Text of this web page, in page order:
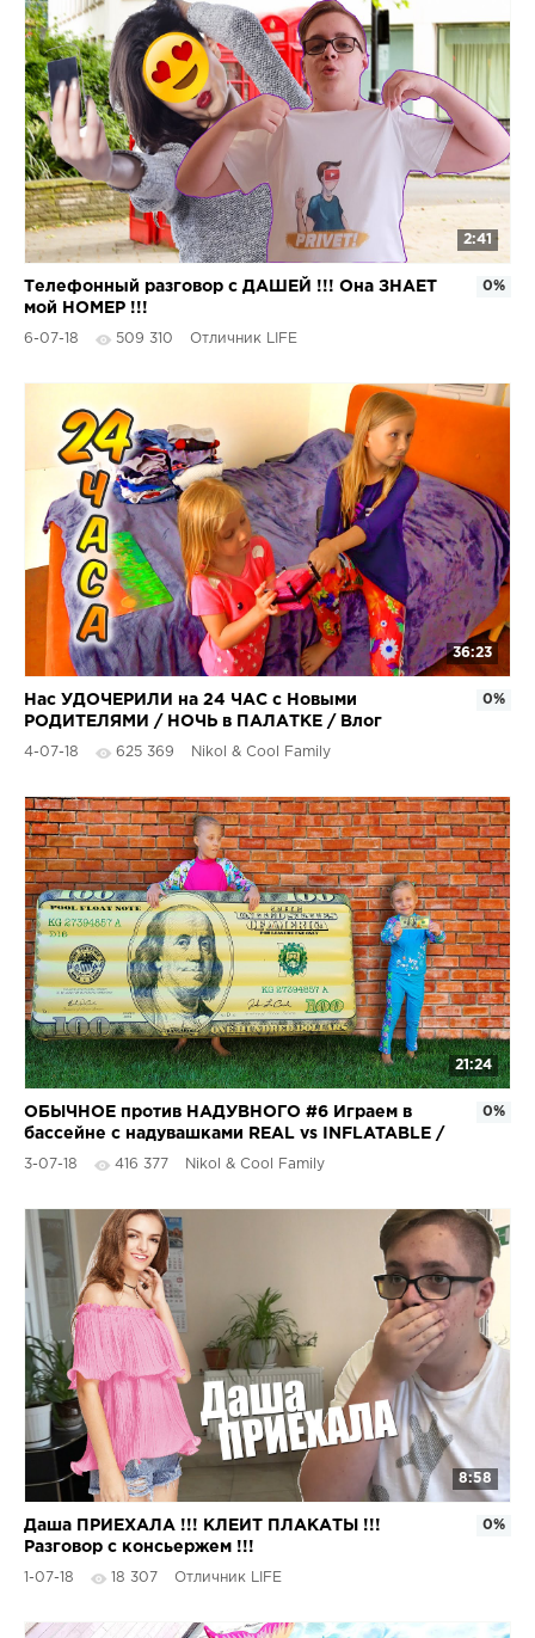
2:41
Телефонный разговор с ДАШЕЙ !!! Она ЗНАЕТ
мой НОМЕР !!!
6-07-18 509 310 Отличник LIFE
0%
36:23
Нас УДОЧЕРИЛИ на 24 ЧАС с Новыми
РОДИТЕЛЯМИ / НОЧЬ в ПАЛАТКЕ / Влог
НИКОЛЬ Крейзи
4-07-18 625 369 Nikol & Cool Family
0%
21:24
ОБЫЧНОЕ против НАДУВНОГО #6 Играем в
бассейне с надувашками REAL vs INFLATABLE /
Вызов Николь крейзи
3-07-18 416 377 Nikol & Cool Family
0%
8:58
Даша ПРИЕХАЛА !!! КЛЕИТ ПЛАКАТЫ !!!
Разговор с консьержем !!!
1-07-18 18 307 Отличник LIFE
0%